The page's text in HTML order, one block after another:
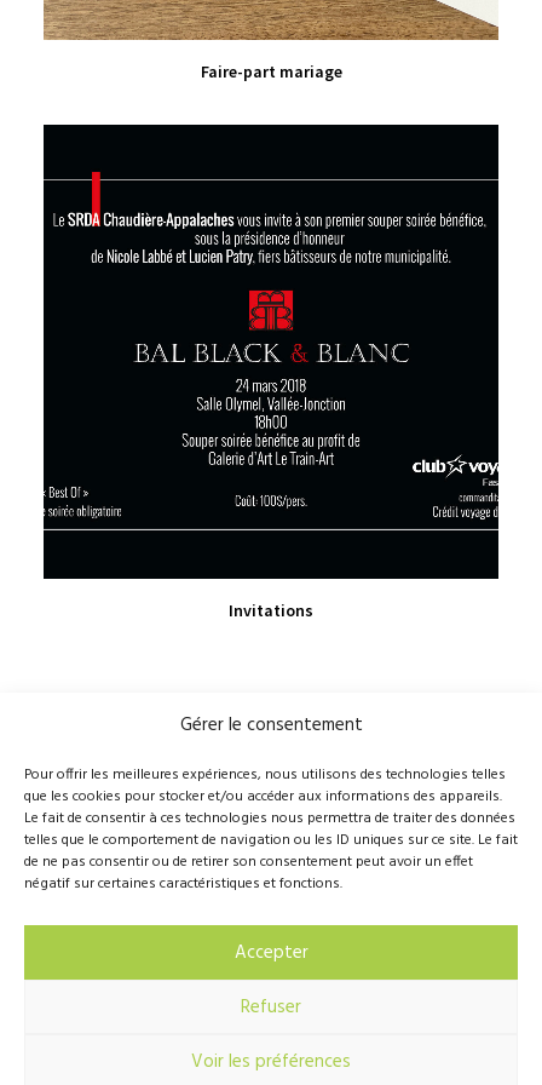
Gérer le consentement
Pour offrir les meilleures expériences, nous utilisons des technologies telles
que les cookies pour stocker et/ou accéder aux informations des appareils.
Le fait de consentir à ces technologies nous permettra de traiter des données
telles que le comportement de navigation ou les ID uniques sur ce site. Le fait
de ne pas consentir ou de retirer son consentement peut avoir un effet
négatif sur certaines caractéristiques et fonctions.
Accepter
Refuser
Voir les préférences
VIEW PRODUCT
Faire-part mariage
VIEW PRODUCT
Invitations
210, rue Principale, Vallée-Jonction (Qc), G0S 3J0
418 389-8899info@novalie.ca
© 2016 Novalie Tous droits réservés –Politique de
confidentialité